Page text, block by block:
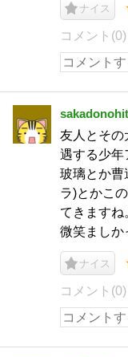
ナイス
コメント(0)
友人とその
遇する少年
玻璃とか曹
ラ)とかこ
てきますね
微笑ましか
ナイス
コメント(0)